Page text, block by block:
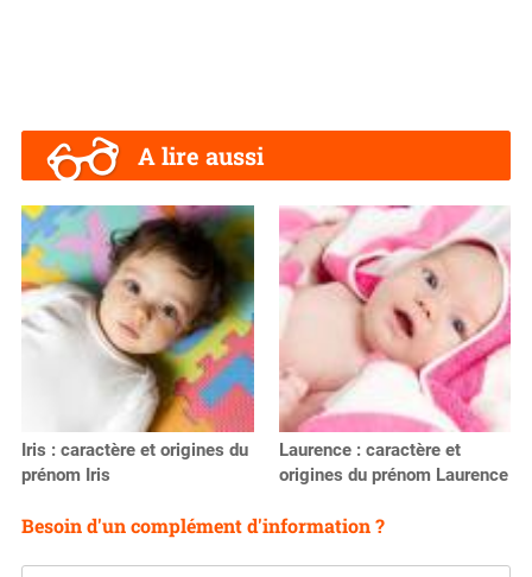
A lire aussi
Iris : caractère et origines du
prénom Iris
Laurence : caractère et
origines du prénom Laurence
Besoin d'un complément d'information ?